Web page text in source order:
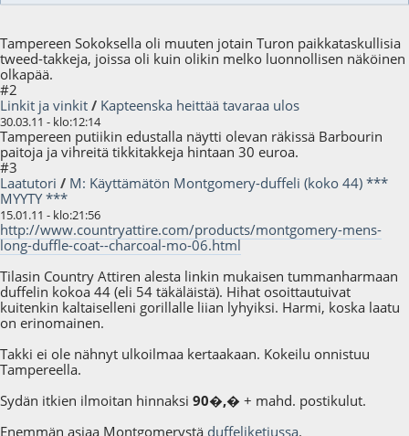
Tampereen Sokoksella oli muuten jotain Turon paikkataskullisia
tweed-takkeja, joissa oli kuin olikin melko luonnollisen näköinen
olkapää.
#2
Linkit ja vinkit / Kapteenska heittää tavaraa ulos
30.03.11 - klo:12:14
Tampereen putiikin edustalla näytti olevan räkissä Barbourin
paitoja ja vihreitä tikkitakkeja hintaan 30 euroa.
#3
Laatutori / M: Käyttämätön Montgomery-duffeli (koko 44) ***
MYYTY ***
15.01.11 - klo:21:56
http://www.countryattire.com/products/montgomery-mens-
long-duffle-coat--charcoal-mo-06.html
Tilasin Country Attiren alesta linkin mukaisen tummanharmaan
duffelin kokoa 44 (eli 54 täkäläistä). Hihat osoittautuivat
kuitenkin kaltaiselleni gorillalle liian lyhyiksi. Harmi, koska laatu
on erinomainen.
Takki ei ole nähnyt ulkoilmaa kertaakaan. Kokeilu onnistuu
Tampereella.
Sydän itkien ilmoitan hinnaksi 90�,� + mahd. postikulut.
Enemmän asiaa Montgomerystä duffeliketjussa.